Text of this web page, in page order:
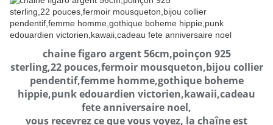
chaine figaro argent 56cm,poinçon 925
sterling,22 pouces,fermoir mousqueton,bijou collier
pendentif,femme homme,gothique boheme
hippie,punk edouardien victorien,kawaii,cadeau
fete anniversaire noel,
vous recevrez ce que vous voyez, la chaîne est